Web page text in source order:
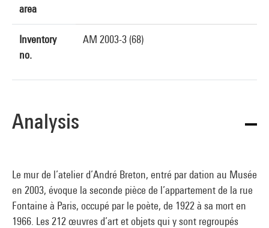
area
Inventory
no.
AM 2003-3 (68)
Analysis
Le mur de l’atelier d’André Breton, entré par dation au Musée
en 2003, évoque la seconde pièce de l’appartement de la rue
Fontaine à Paris, occupé par le poète, de 1922 à sa mort en
1966. Les 212 œuvres d’art et objets qui y sont regroupés